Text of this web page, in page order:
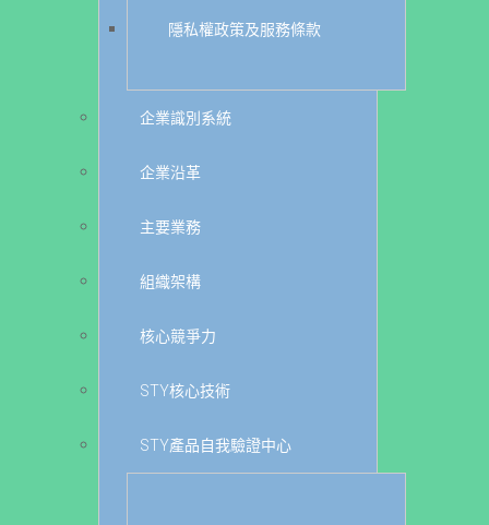
隱私權政策及服務條款
企業識別系統
企業沿革
主要業務
組織架構
核心競爭力
STY核心技術
STY產品自我驗證中心